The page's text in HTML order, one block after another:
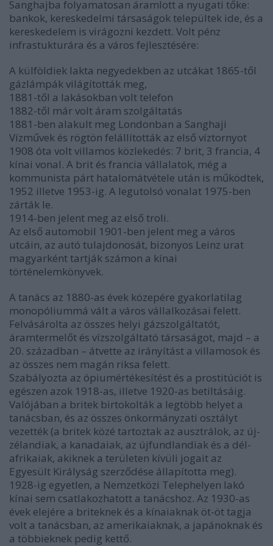
Sanghajba folyamatosan áramlott a nyugati tőke:
bankok, kereskedelmi társaságok települtek ide, és a
kereskedelem is virágozni kezdett. Volt pénz
infrastukturára és a város fejlesztésére:
A külföldiek lakta negyedekben az utcákat 1865-től
gázlámpák világították meg,
1881-től a lakásokban volt telefon
1882-től már volt áram szolgáltatás
1881-ben alakult meg Londonban a Sanghaji
Vízművek és rögtön felállították az első víztornyot
1908 óta volt villamos közlekedés: 7 brit, 3 francia, 4
kínai vonal. A brit és francia vállalatok, még a
kommunista párt hatalomátvétele után is működtek,
1952 illetve 1953-ig. A legutolsó vonalat 1975-ben
zárták le.
1914-ben jelent meg az első troli.
Az első automobil 1901-ben jelent meg a város
utcáin, az autó tulajdonosát, bizonyos Leinz urat
magyarként tartják számon a kínai
történelemkönyvek.
A tanács az 1880-as évek közepére gyakorlatilag
monopóliummá vált a város vállalkozásai felett.
Felvásárolta az összes helyi gázszolgáltatót,
áramtermelőt és vízszolgáltató társaságot, majd – a
20. században – átvette az irányítást a villamosok és
az összes nem magán riksa felett.
Szabályozta az ópiumértékesítést és a prostitúciót is
egészen azok 1918-as, illetve 1920-as betiltásáig.
Valójában a britek birtokolták a legtöbb helyet a
tanácsban, és az összes önkormányzati osztályt
vezették (a britek közé tartoztak az ausztrálok, az új-
zélandiak, a kanadaiak, az újfundlandiak és a dél-
afrikaiak, akiknek a területen kívüli jogait az
Egyesült Királyság szerződése állapította meg).
1928-ig egyetlen, a Nemzetközi Telephelyen lakó
kínai sem csatlakozhatott a tanácshoz. Az 1930-as
évek elejére a briteknek és a kínaiaknak öt-öt tagja
volt a tanácsban, az amerikaiaknak, a japánoknak és
a többieknek pedig kettő.